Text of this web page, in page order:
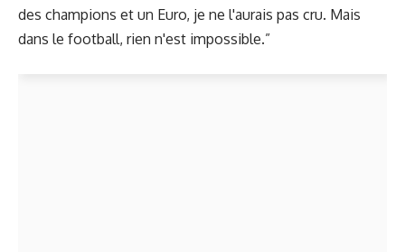
des champions et un Euro, je ne l'aurais pas cru. Mais
dans le football, rien n'est impossible.”